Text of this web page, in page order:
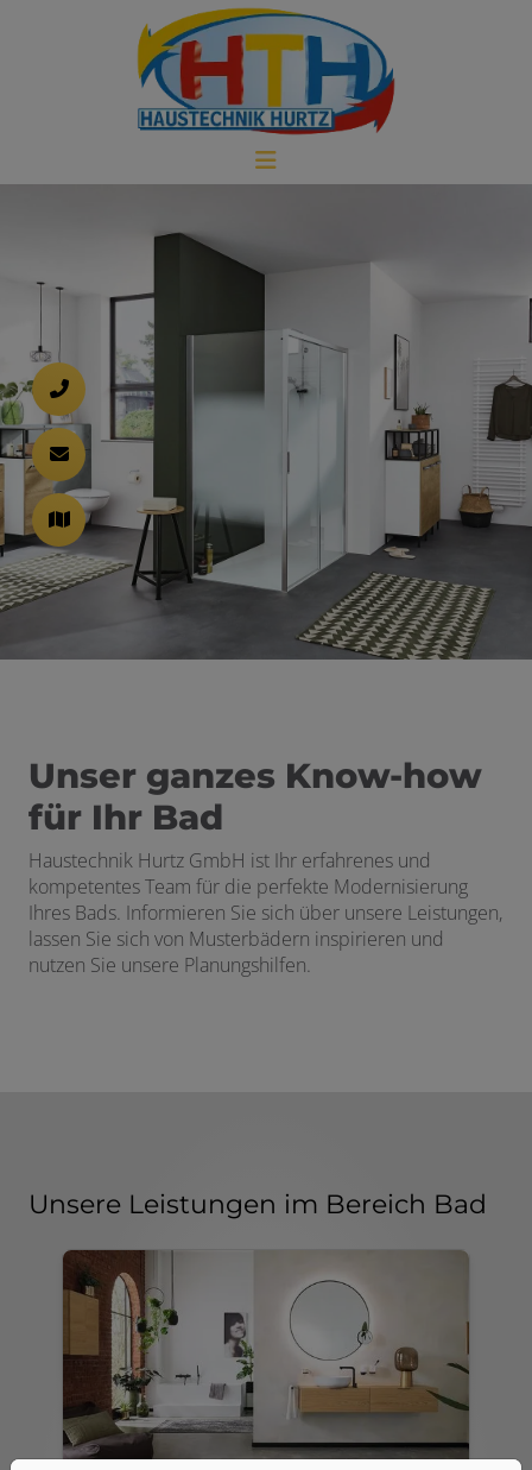
Unser ganzes Know-how
für Ihr Bad
Haustechnik Hurtz GmbH ist Ihr erfahrenes und
kompetentes Team für die perfekte Modernisierung
Ihres Bads. Informieren Sie sich über unsere Leistungen,
lassen Sie sich von Musterbädern inspirieren und
nutzen Sie unsere Planungshilfen.
Unsere Leistungen im Bereich Bad
schließen
und schließen
öffnen und schließen